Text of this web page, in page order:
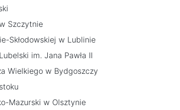
Szczytnie
Skłodowskiej w Lublinie
im. Jana Pawła II
Wielkiego w Bydgoszczy
Mazurski w Olsztynie